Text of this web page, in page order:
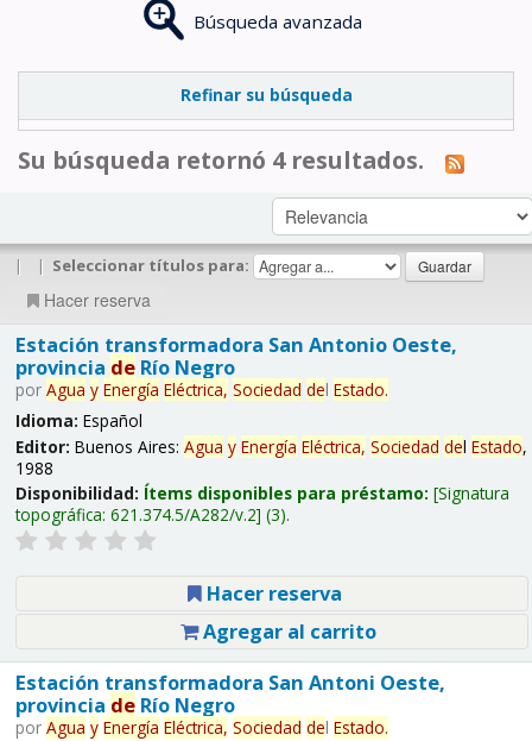
Búsqueda avanzada
Refinar su búsqueda
Su búsqueda retornó 4 resultados.
| | Seleccionar títulos para:
Hacer reserva
Estación transformadora San Antonio Oeste,
provincia deRío Negro
por Agua y Energía Eléctrica, Sociedad del Estado.
Idioma: Español
Editor: Buenos Aires: Agua y Energía Eléctrica, Sociedad del Estado,
1988
Disponibilidad: Ítems disponibles para préstamo: Signatura
topográfica: 621.374.5/A282/v.2 (3).
Hacer reserva
Agregar al carrito
Estación transformadora San Antoni Oeste,
provincia deRío Negro
por Agua y Energía Eléctrica, Sociedad del Estado.